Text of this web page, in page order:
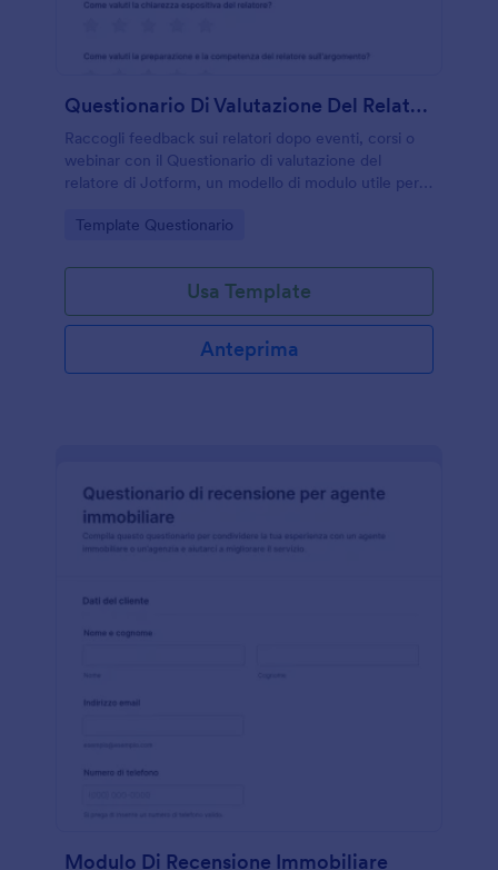
Questionario Di Valutazione Del Relatore
Raccogli feedback sui relatori dopo eventi, corsi o
webinar con il Questionario di valutazione del
relatore di Jotform, un modello di modulo utile per
presentazioni.
Go to Category:
Template Questionario
Usa Template
Anteprima
Modulo Di Recensione Immobiliare